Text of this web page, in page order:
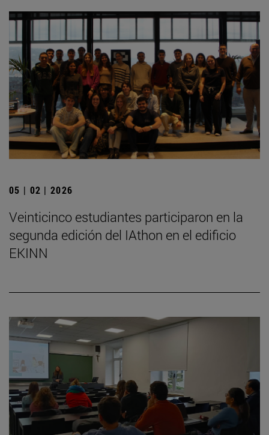
05 | 02 | 2026
Veinticinco estudiantes participaron en la
segunda edición del IAthon en el edificio
EKINN